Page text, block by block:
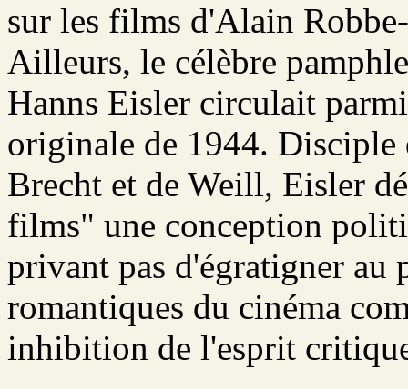
sur les films d'Alain
Ailleurs, le célèbre
Hanns Eisler circulait
originale de 1944. Disciple
Brecht et de Weill, Eisler
films" une conception
privant pas d'égratigner au
romantiques du cinéma
inhibition de l'esprit